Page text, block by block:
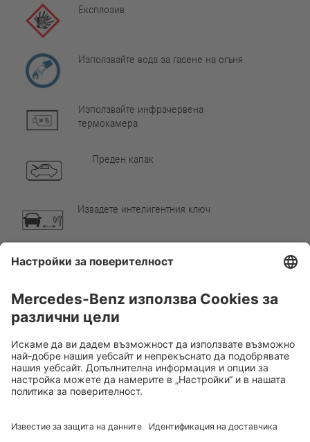
Експлозив
Използвайте вода за гасене на огъня
Използвайте инфрачервена
термокамера
Преден капак
Извадете интелигентния ключ
Компонент от климатизацията